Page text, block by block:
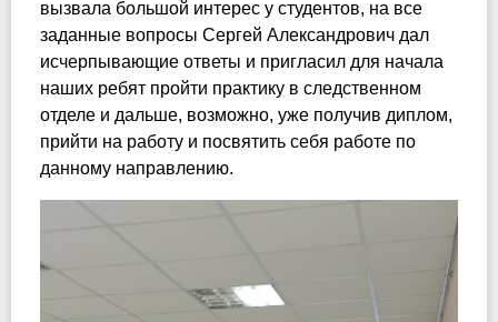
вызвала большой интерес у студентов, на все
заданные вопросы Сергей Александрович дал
исчерпывающие ответы и пригласил для начала
наших ребят пройти практику в следственном
отделе и дальше, возможно, уже получив диплом,
прийти на работу и посвятить себя работе по
данному направлению.